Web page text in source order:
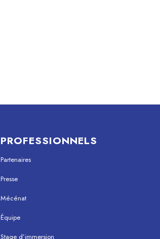
PROFESSIONNELS
Partenaires
Presse
Mécénat
Équipe
Stage d’immersion